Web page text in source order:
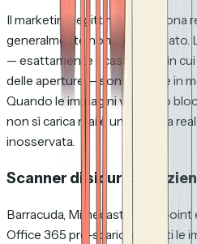
Il marketing legittimo con buona
generalmente non è influenzato.
— esattamente il caso d'uso in
delle aperture — sono colpite in
Quando le immagini vengono
non sì carica mai è un'apertura
inosservata.
Scanner di sicurezza
Barracuda, Mimecast,
Office 365 pre-scaricano tutti le